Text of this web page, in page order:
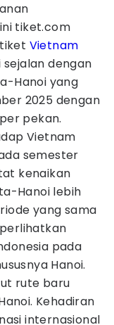
tiket.com
Vietnam
sejalan dengan
Hanoi yang
2025 dengan
pekan.
Vietnam
semester
kenaikan
Hanoi lebih
yang sama
pada
Hanoi.
rute baru
Kehadiran
internasional